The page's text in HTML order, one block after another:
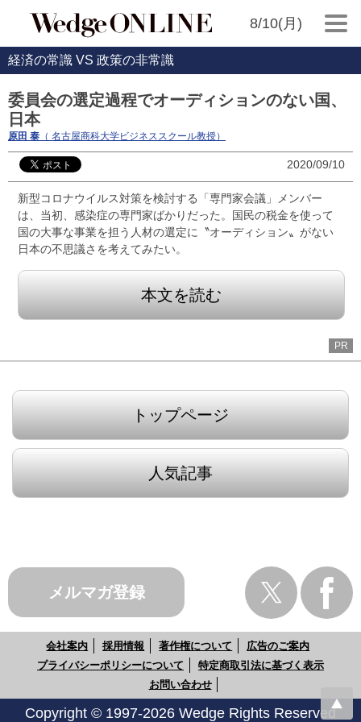
8/10(月)
経済の常識 VS 政策の非常識
委員会の選定過程でオーディションのない国、
日本
原田 泰 （ 名古屋商科大学ビジネススクール教授）
2020/09/10
新型コロナウイルス対策を検討する「専門家会議」メンバー
は、当初、感染症の専門家ばかりだった。国民の税金を使って
国の大事な事業を担う人材の選定に〝オーディション〟がない
日本の不思議さを考えてみたい。
本文を読む
PR
トップページ
人気記事
メルマガ登録
会社案内 採用情報 著作権について
広告のご案内
プライバシーポリシーについて
特定商取引法に基づく表示
お問い合わせ
Copyright © 1997-2026 Wedge Rights Reserved